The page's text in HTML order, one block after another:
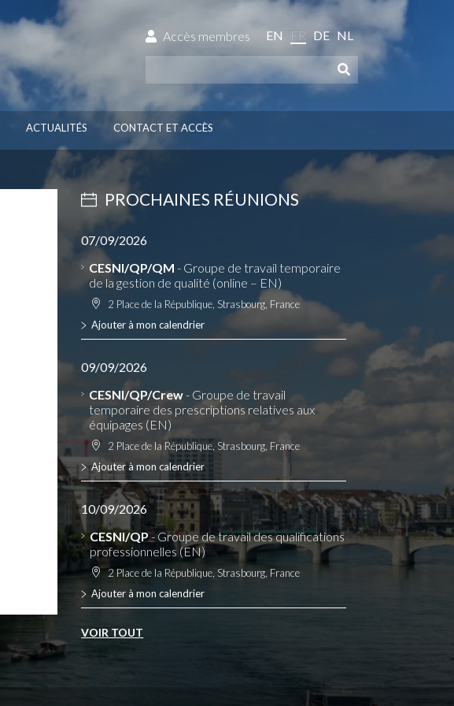
Accès membres EN FR DE NL
ACTUALITÉS CONTACT ET ACCÈS
PROCHAINES RÉUNIONS
07/09/2026
CESNI/QP/QM - Groupe de travail temporaire
de la gestion de qualité (online – EN)
2 Place de la République, Strasbourg, France
Ajouter à mon calendrier
09/09/2026
CESNI/QP/Crew- Groupe de travail
temporaire des prescriptions relatives aux
équipages (EN)
2 Place de la République, Strasbourg, France
Ajouter à mon calendrier
10/09/2026
CESNI/QP- Groupe de travail des qualifications
professionnelles (EN)
2 Place de la République, Strasbourg, France
Ajouter à mon calendrier
VOIR TOUT